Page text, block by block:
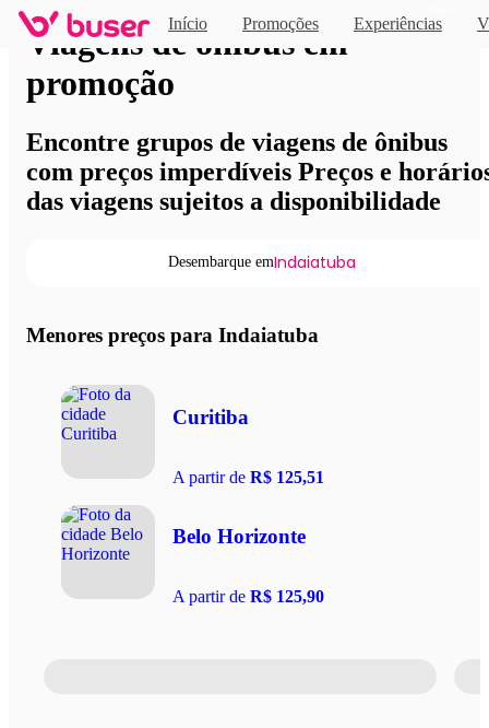
Início Promoções Experiências
Viagens de ônibus em
promoção
Encontre grupos de viagens de ônibus
com preços imperdíveis Preços e
das viagens sujeitos a disponibilidade
Desembarque emIndaiatuba
Menores preços para Indaiatuba
Curitiba
A partir de R$ 125,51
Belo Horizonte
A partir de R$ 125,90